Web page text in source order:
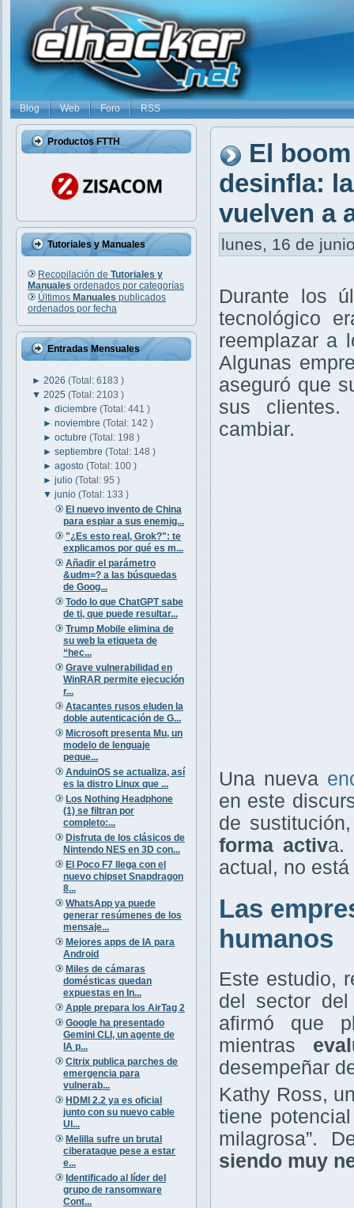
Blog Web Foro RSS
Productos FTTH
Tutoriales y Manuales
Recopilación de Tutoriales y
Manuales ordenados por categorías
Últimos Manuales publicados
ordenados por fecha
Entradas Mensuales
► 2026 (Total: 6183 )
▼ 2025 (Total: 2103 )
►diciembre(Total: 441 )
►noviembre(Total: 142 )
►octubre(Total: 198 )
►septiembre(Total: 148 )
►agosto(Total: 100 )
►julio(Total: 95 )
▼junio(Total: 133 )
El nuevo invento de China
para espiar a sus enemig...
"¿Es esto real, Grok?": te
explicamos por qué es m...
Añadir el parámetro
&udm=? a las búsquedas
de Goog...
Todo lo que ChatGPT sabe
de ti, que puede resultar...
Trump Mobile elimina de
su web la etiqueta de
“hec...
Grave vulnerabilidad en
WinRAR permite ejecución
r...
Atacantes rusos eluden la
doble autenticación de G...
Microsoft presenta Mu, un
modelo de lenguaje
peque...
AnduinOS se actualiza, así
es la distro Linux que ...
Los Nothing Headphone
(1) se filtran por
completo:...
Disfruta de los clásicos de
Nintendo NES en 3D con...
El Poco F7 llega con el
nuevo chipset Snapdragon
8...
WhatsApp ya puede
generar resúmenes de los
mensaje...
Mejores apps de IA para
Android
Miles de cámaras
domésticas quedan
expuestas en In...
Apple prepara los AirTag 2
Google ha presentado
Gemini CLI, un agente de
IA p...
Citrix publica parches de
emergencia para
vulnerab...
HDMI 2.2 ya es oficial
junto con su nuevo cable
Ul...
Melilla sufre un brutal
ciberataque pese a estar
e...
Identificado al líder del
grupo de ransomware
Cont...
El
desinfla:
vuelven a
lunes, 16 de
Durante los
tecnológico
reemplazar a
Algunas
aseguró que
sus clientes.
cambiar.
Una nueva
en este
de
forma activa.
actual, no
Las
humanos
Este estudio,
del sector
afirmó que
mientras
desempeñar
Kathy Ross,
tiene
milagrosa”.
siendo muy